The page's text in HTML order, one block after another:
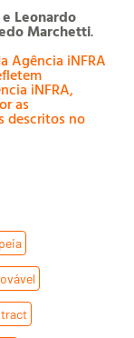
Leonardo
Marchetti.
Agência iNFRA
iNFRA,
as
descritos no